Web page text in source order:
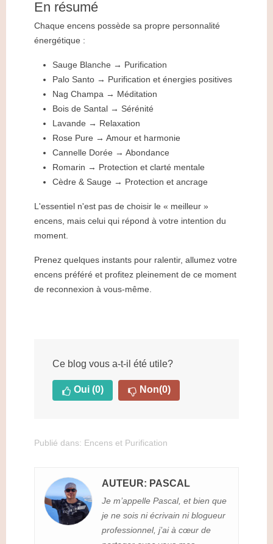
En résumé
Chaque encens possède sa propre personnalité
énergétique :
Sauge Blanche → Purification
Palo Santo → Purification et énergies positives
Nag Champa → Méditation
Bois de Santal → Sérénité
Lavande → Relaxation
Rose Pure → Amour et harmonie
Cannelle Dorée → Abondance
Romarin → Protection et clarté mentale
Cèdre & Sauge → Protection et ancrage
L'essentiel n'est pas de choisir le « meilleur »
encens, mais celui qui répond à votre intention du
moment.
Prenez quelques instants pour ralentir, allumez votre
encens préféré et profitez pleinement de ce moment
de reconnexion à vous-même.
Ce blog vous a-t-il été utile?
Oui (0) Non(0)
Publié dans: Encens et Purification
AUTEUR: PASCAL
Je m’appelle Pascal, et bien que
je ne sois ni écrivain ni blogueur
professionnel, j’ai à cœur de